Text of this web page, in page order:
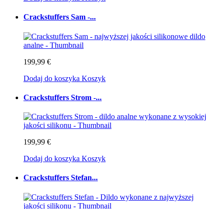
Crackstuffers Sam -...
199,99 €
Dodaj do koszyka Koszyk
Crackstuffers Strom -...
199,99 €
Dodaj do koszyka Koszyk
Crackstuffers Stefan...